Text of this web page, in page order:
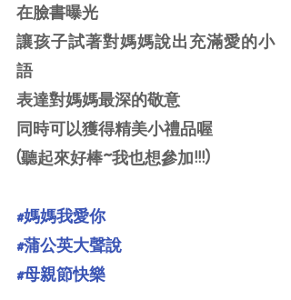
在臉書曝光
讓孩子試著對媽媽說出充滿愛的小
語
表達對媽媽最深的敬意
同時可以獲得精美小禮品喔
(聽起來好棒~我也想參加!!!)
#媽媽我愛你
#蒲公英大聲說
#母親節快樂